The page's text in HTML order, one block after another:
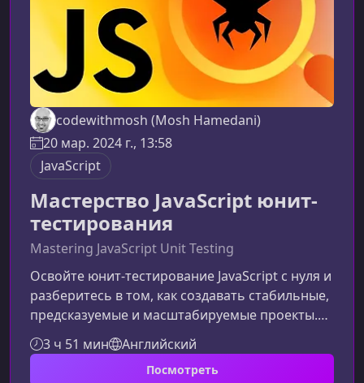
codewithmosh (Mosh Hamedani)
20 мар. 2024 г., 13:58
JavaScript
Мастерство JavaScript юнит-
тестирования
Mastering JavaScript Unit Testing
Освойте юнит‑тестирование JavaScript с нуля и
разберитесь в том, как создавать стабильные,
предсказуемые и масштабируемые проекты.
Этот курс превращает сложные концепции
тестирования в понятный, структурированный
путь, который легко пройти даже новичку. Вы
3 ч 51 мин Английский
Посмотреть